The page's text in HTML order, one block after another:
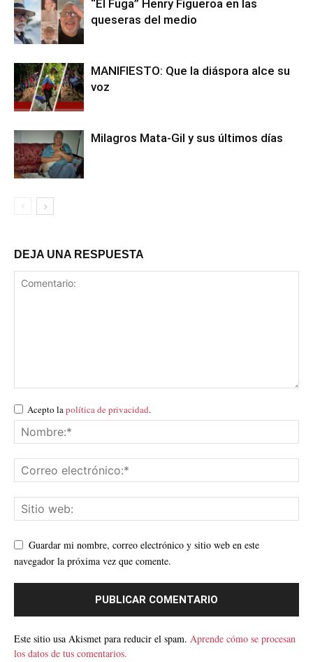
“El Fuga” Henry Figueroa en las
queseras del medio
MANIFIESTO: Que la diáspora alce su
voz
Milagros Mata-Gil y sus últimos días
DEJA UNA RESPUESTA
Acepto lapolítica de privacidad.
Guardar mi nombre, correo electrónico y sitio web en este
navegador la próxima vez que comente.
Este sitio usa Akismet para reducir el spam. Aprende cómo se procesan
los datos de tus comentarios.